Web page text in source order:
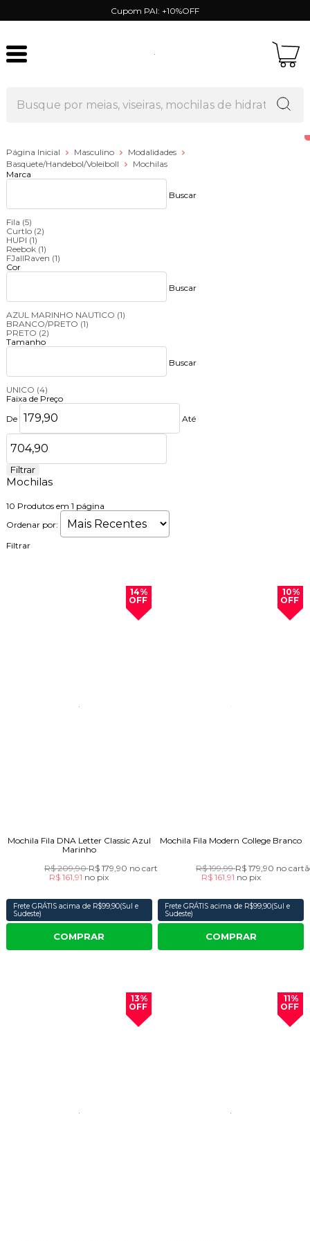
Cupom PAI: +10%OFF
Página Inicial Masculino
Modalidades
Basquete/Handebol/Voleiboll
Mochilas
Marca
Buscar
Fila (5)
Curtlo (2)
HUPI (1)
Reebok (1)
FJallRaven (1)
Cor
Buscar
AZUL MARINHO NAUTICO (1)
BRANCO/PRETO (1)
PRETO (2)
Tamanho
Buscar
UNICO (4)
Faixa de Preço
De
Até
Filtrar
Mochilas
10 Produtos em 1 página
Ordenar por:
Filtrar
14%
OFF
Mochila Fila DNA Letter Classic Azul
Marinho
R$ 209,90R$ 179,90 no cartão
R$ 161,91 no pix
Frete GRÁTIS acima de R$99,90(Sul e
Sudeste)
COMPRAR
10%
OFF
Mochila Fila Modern College Branco
R$ 199,99R$ 179,90 no
R$ 161,91 no pix
Frete GRÁTIS acima de R$99,90(Sul e
Sudeste)
COMPRAR
13%
OFF
11%
OFF